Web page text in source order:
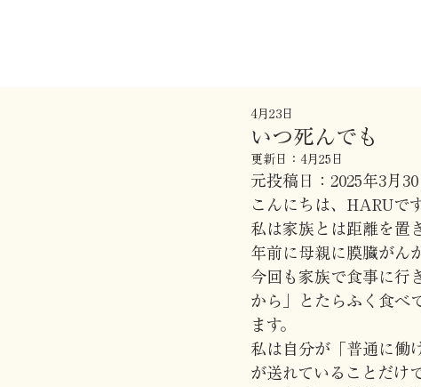
いつ死んでも
4月23日
更新日： 4月25日
元投稿日：2025年3月30
こんにちは、HARUで
私は家族とは距離を置
年前に母親に膜臓がん
今回も家族で食事に行
から」とたらふく食べ
ます。
私は自分が「普通に働
が送れていることだけ